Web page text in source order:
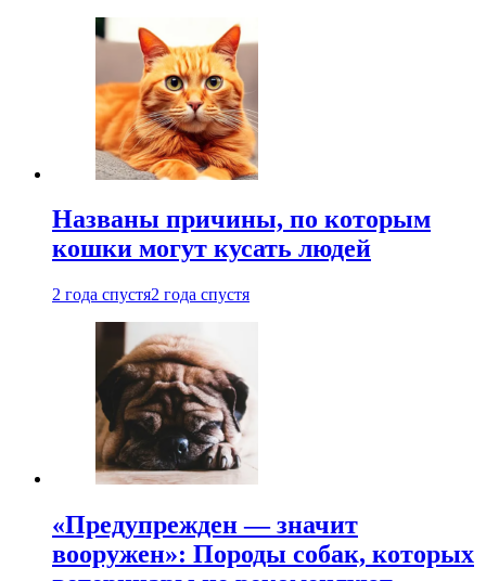
Названы причины, по которым
кошки могут кусать людей
2 года спустя2 года спустя
«Предупрежден — значит
вооружен»: Породы собак, которых